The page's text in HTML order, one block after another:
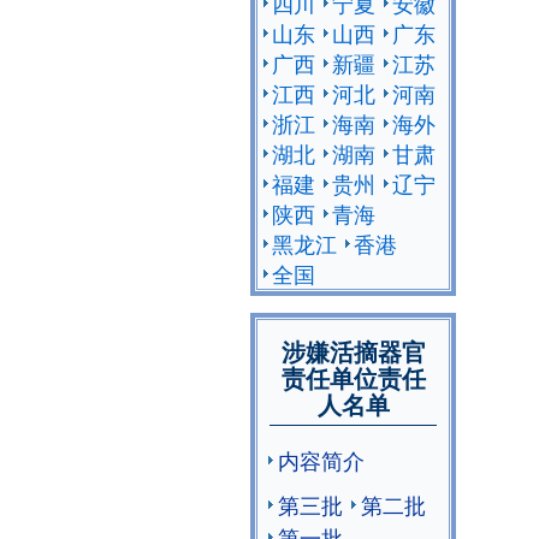
山东 山西
广东
广西 新疆 江苏
江西 河北 河南
浙江 海南 海外
湖北 湖南 甘肃
福建 贵州
辽宁
陕西 青海
黑龙江 香港
全国
涉嫌活摘器官
责任单位责任
人名单
内容简介
第三批
第二批